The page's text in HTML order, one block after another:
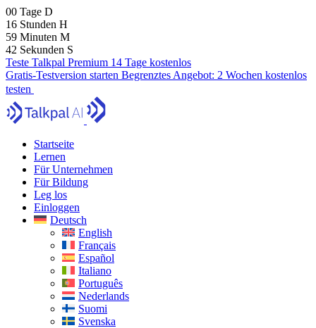
00 Tage D
16 Stunden H
59 Minuten M
41 Sekunden S
Teste Talkpal Premium 14 Tage kostenlos
Gratis-Testversion starten Begrenztes Angebot: 2 Wochen kostenlos
testen
Startseite
Lernen
Für Unternehmen
Für Bildung
Leg los
Einloggen
Deutsch
English
Français
Español
Italiano
Português
Nederlands
Suomi
Svenska